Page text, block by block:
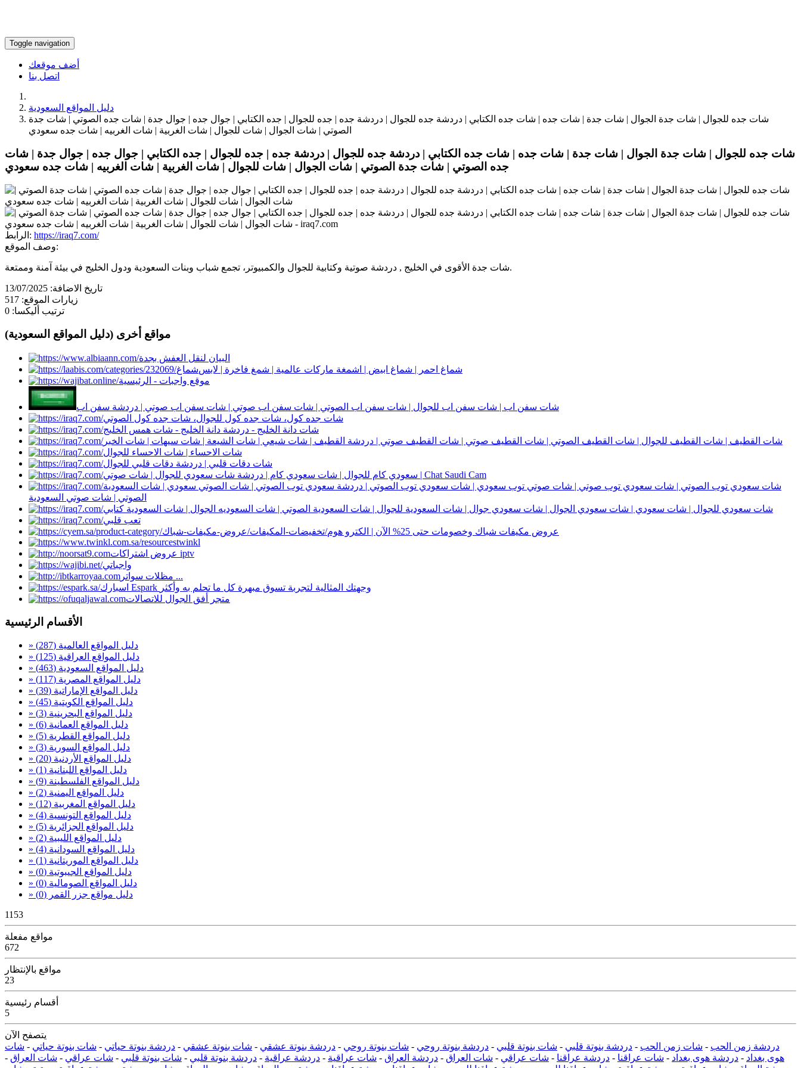
Toggle navigation
أضف موقعك
اتصل بنا
دليل المواقع السعودية
شات جده للجوال | شات جدة الجوال | شات جدة | شات جده | شات جده الكتابي | دردشة جده للجوال | دردشة جده | جده للجوال | جده الكتابي | جوال جده | جوال جدة | شات جده الصوتي | شات جدة
الصوتي | شات الجوال | شات للجوال | شات الغربية | شات الغربيه | شات جده سعودي
شات جده للجوال | شات جدة الجوال | شات جدة | شات جده | شات جده الكتابي | دردشة جده للجوال | دردشة جده | جده للجوال | جده الكتابي | جوال جده | جوال جدة | شات
جده الصوتي | شات جدة الصوتي | شات الجوال | شات للجوال | شات الغربية | شات الغربيه | شات جده سعودي
الرابط: https://iraq7.com/
وصف الموقع:
شات جدة الأقوى في الخليج , دردشة صوتية وكتابية للجوال والكمبيوتر، تجمع شباب وبنات السعودية ودول الخليج في بيئة آمنة وممتعة.
تاريخ الاضافة: 13/07/2025
زيارات الموقع: 517
ترتيب أليكسا: 0
مواقع أخرى (دليل المواقع السعودية)
البيان لنقل العفش بجدة
شماغ احمر | شماغ ابيض | اشمغة ماركات عالمية | شمغ فاخرة | لابس
موقع واجبات - الرئيسية
شات سفن اب | شات سفن اب للجوال | شات سفن اب الصوتي | شات سفن اب صوتي | شات سفن اب صوتي | دردشة سفن اب
شات جده كول، شات جده كول للجوال، شات جده كول الصوتي
شات دانة الخليج - دردشة دانة الخليج - شات همس الخليج
شات القطيف | شات القطيف للجوال | شات القطيف الصوتي | شات القطيف صوتي | شات القطيف صوتي | دردشة القطيف | شات شيعي | شات الشيعة | شات سيهات | شات الخبر
شات الاحساء | شات الاحساء للجوال
شات دقات قلبي | دردشة دقات قلبي للجوال
سعودي كام للجوال | شات سعودي كام | دردشة شات سعودي للجوال | شات صوتي | Chat Saudi Cam
شات سعودي توب الصوتي | شات سعودي توب صوتي | شات صوتي توب سعودي | شات سعودي توب الصوتي | دردشة سعودي توب الصوتي | شات الصوتي سعودي | شات السعودية
الصوتي | شات صوتي السعودية
شات سعودي للجوال | شات سعودي | شات سعودي الجوال | شات سعودي جوال | شات السعودية للجوال | شات السعودية الصوتي | شات السعوديه الجوال | شات السعودية كتابي
تعب قلبي
عروض مكيفات شباك وخصومات حتى 25% الآن | الكترو هوم
twinkl
عروض اشتراكات iptv
واجباتي
مظلات سواتر ...
اسبارك Espark وجهتك المثالية لتجربة تسوق مبهرة كل ما تحلم به وأكثر
متجر أفق الجوال للاتصالات
الأقسام الرئيسية
» دليل المواقع العالمية (287)
» دليل المواقع العراقية (125)
» دليل المواقع السعودية (463)
» دليل المواقع المصرية (117)
» دليل المواقع الإماراتية (39)
» دليل المواقع الكويتية (45)
» دليل المواقع البحرينية (3)
» دليل المواقع العمانية (6)
» دليل المواقع القطرية (5)
» دليل المواقع السورية (3)
» دليل المواقع الأردنية (20)
» دليل المواقع اللبنانية (1)
» دليل المواقع الفلسطينة (9)
» دليل المواقع اليمنية (2)
» دليل المواقع المغربية (12)
» دليل المواقع التونسية (4)
» دليل المواقع الجزائرية (5)
» دليل المواقع الليبية (2)
» دليل المواقع السودانية (4)
» دليل المواقع الموريتانية (1)
» دليل المواقع الجيبوتية (0)
» دليل المواقع الصومالية (0)
» دليل مواقع جزر القمر (0)
1153
مواقع مفعلة
672
مواقع بالإنتظار
23
أقسام رئيسية
5
يتصفح الآن
دردشة زمن الحب - شات زمن الحب - دردشة بنوتة قلبي - شات بنوتة قلبي - دردشة بنوتة روحي - شات بنوتة روحي - دردشة بنوتة عشقي - شات بنوتة عشقي - دردشة بنوتة حياتي - شات بنوتة حياتي - شات
هوى بغداد - دردشة هوى بغداد - شات عراقنا - دردشة عراقنا - شات عراقي - شات العراق - دردشة العراق - شات عراقية - دردشة عراقية - دردشة بنوتة قلبي - شات بنوتة قلبي - شات عراقي - شات العراق -